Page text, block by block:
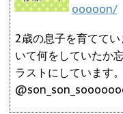
ooooon/
2歳の息子を育てて
いて何をしていたか
ラストにしています